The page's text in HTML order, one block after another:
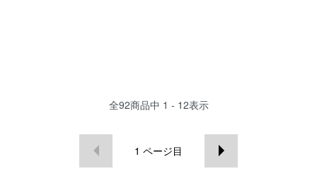
全92商品中 1 - 12表示
1 ページ目